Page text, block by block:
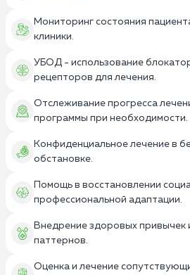
Мониторинг состояния
клиники.
УБОД - использование
рецепторов для лечения.
Отслеживание прогресса
программы при необходимости.
Конфиденциальное лечение в
обстановке.
Помощь в восстановлении
профессиональной адаптации.
Внедрение здоровых привычек
паттернов.
Оценка и лечение